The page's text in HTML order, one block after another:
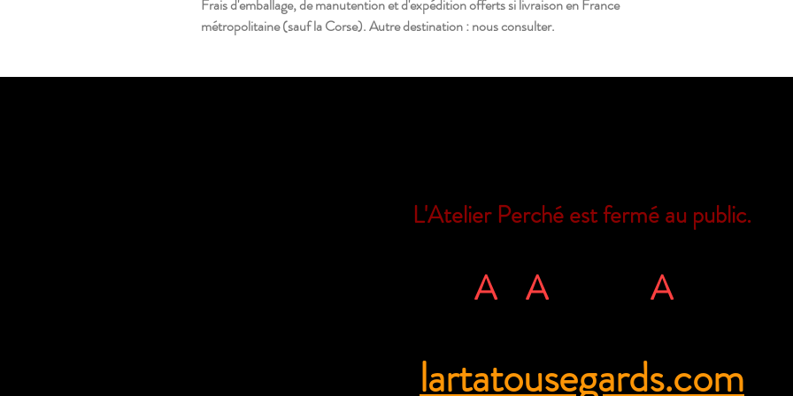
Frais d'emballage, de manutention et d'expédition offerts si livraison en France
métropolitaine (sauf la Corse). Autre destination : nous consulter.
L'Atelier Perché est fermé au public.
Art Atous ég Ards
lartatousegards.com